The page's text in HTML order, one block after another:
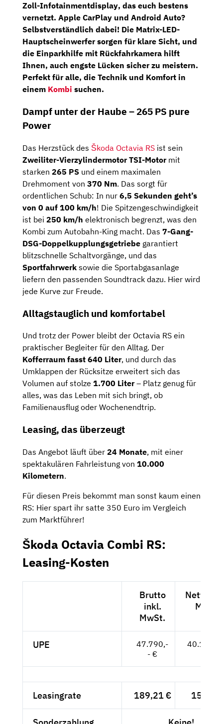
Zoll-Infotainmentdisplay, das euch bestens
vernetzt. Apple CarPlay und Android Auto?
Selbstverständlich dabei! Die Matrix-LED-
Hauptscheinwerfersorgen für klare Sicht, und
die Einparkhilfe mit Rückfahrkamera hilft
Ihnen, auch engste Lücken sicher zu meistern.
Perfekt für alle, die Technik und Komfort in
einem Kombi suchen.
Dampf unter der Haube – 265 PS pure
Power
Das Herzstück des Škoda Octavia RS ist sein
Zweiliter-Vierzylindermotor TSI-Motormit
starken 265 PS und einem maximalen
Drehmoment von 370 Nm. Das sorgt für
ordentlichen Schub: In nur 6,5 Sekunden geht’s
von 0 auf 100 km/h! Die Spitzengeschwindigkeit
ist bei 250 km/h elektronisch begrenzt, was den
Kombi zum Autobahn-King macht. Das 7-Gang-
DSG-Doppelkupplungsgetriebe garantiert
blitzschnelle Schaltvorgänge, und das
Sportfahrwerk sowie die Sportabgasanlage
liefern den passenden Soundtrack dazu. Hier wird
jede Kurve zur Freude.
Alltagstauglich und komfortabel
Und trotz der Power bleibt der Octavia RS ein
praktischer Begleiter für den Alltag. Der
Kofferraum fasst 640 Liter, und durch das
Umklappen der Rücksitze erweitert sich das
Volumen auf stolze 1.700 Liter– Platz genug für
alles, was das Leben mit sich bringt, ob
Familienausflug oder Wochenendtrip.
Leasing, das überzeugt
Das Angebot läuft über 24 Monate, mit einer
spektakulären Fahrleistung von 10.000
Kilometern.
Für diesen Preis bekommt man sonst kaum einen
RS: Hier spart ihr satte 350 Euro im Vergleich
zum Marktführer!
Škoda Octavia Combi RS:
Leasing-Kosten
Brutto
inkl.
MwSt.
Netto
MwSt.
UPE
47.790,-
- €
Leasingrate 189,21 € 159,--